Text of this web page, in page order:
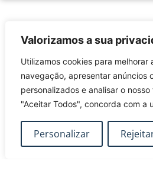
Valorizamos a sua
Utilizamos cookies para melhorar
navegação, apresentar anúncios
personalizados e analisar o
"Aceitar Todos", concorda com a
Personalizar
INSCRIÇÃO
Caso tenha alguma dúvida ou
contactar-nos.
Caso o participante pretenda cancelar
a sua intenção àFUNDECpor e-mail